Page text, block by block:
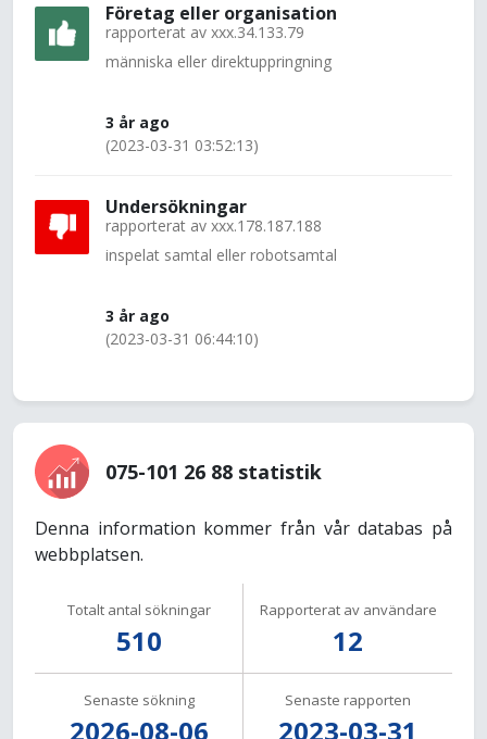
Företag eller organisation
rapporterat av xxx.34.133.79
människa eller direktuppringning
3 år ago
(2023-03-31 03:52:13)
Undersökningar
rapporterat av xxx.178.187.188
inspelat samtal eller robotsamtal
3 år ago
(2023-03-31 06:44:10)
075-101 26 88 statistik
Denna information kommer från vår databas på
webbplatsen.
Totalt antal sökningar
510
Rapporterat av användare
12
Senaste sökning
2026-08-06
Senaste rapporten
2023-03-31